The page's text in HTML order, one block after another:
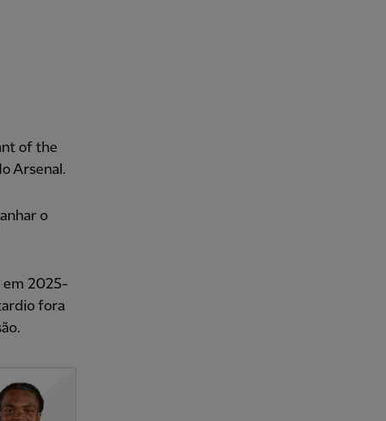
of the
Arsenal.
o
em 2025-
fora